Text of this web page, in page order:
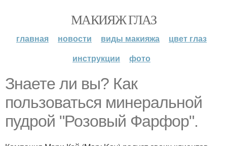
МАКИЯЖ ГЛАЗ
главная новости виды макияжа
цвет глаз
инструкции
фото
Знаете ли вы? Как
пользоваться минеральной
пудрой "Розовый Фарфор".